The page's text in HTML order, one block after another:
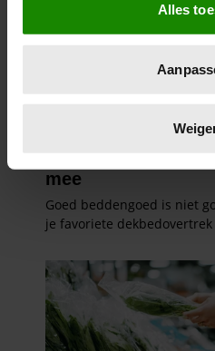
Informatie verzamelen
locatie, die tot een paar
scannen op specifieke
verwerkt en stel uw
intrekken in de
We gebruiken cookies om
personaliseren, om functies
informatie over uw gebruik
partners voor social media,
partners kunnen deze
informatie die u aan ze heeft
Alles